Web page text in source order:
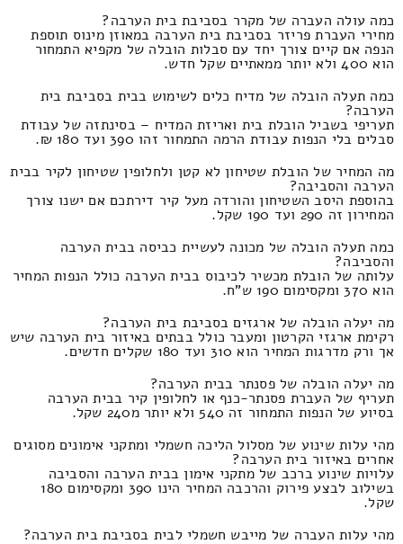
כמה עולה העברה של מקרר בסביבת בית הערבה?
מחירי העברת פריזר בסביבת בית הערבה במאוזן מינוס תוספת
הנפה אם קיים צורך יחד עם סבלות הובלה של מקפיא התמחור
הוא 400 ולא יותר ממאתיים שקל חדש.
כמה תעלה הובלה של מדיח כלים לשימוש בבית בסביבת בית
הערבה?
תעריפי בשביל הובלת בית ואריזת המדיח – בסינתזה של עבודת
סבלים בלי הנפות עבודת הרמה התמחור זהו 390 ועד 180 ₪.
מה המחיר של הובלת שטיחון לא קטן ולחלופין שטיחון לקיר בבית
הערבה והסביבה?
בהוספת היסב השטיחון והורדה מעל קיר דירתכם אם ישנו צורך
המחירון זה 290 ועד 190 שקל.
כמה תעלה הובלה של מכונה לעשיית כביסה בבית הערבה
והסביבה?
עלותה של הובלת מכשיר לכיבוס בבית הערבה כולל הנפות המחיר
הוא 370 ומקסימום 190 ש"ח.
מה יעלה הובלה של ארגזים בסביבת בית הערבה?
רקימת ארגזי הקרטון ומעבר כולל בבתים באיזור בית הערבה שיש
אך ורק מדרגות המחיר הוא 310 ועד 180 שקלים חדשים.
מה יעלה הובלה של פסנתר בבית הערבה?
תעריף של העברת פסנתר-כנף או לחלופין קיר בבית הערבה
בסיוע של הנפות התמחור זה 540 ולא יותר מ240 שקל.
מהי עלות שינוע של מסלול הליכה חשמלי ומתקני אימונים מסוגים
אחרים באיזור בית הערבה?
עלויות שינוע ברכב של מתקני אימון בבית הערבה והסביבה
בשילוב לבצע פירוק והרכבה המחיר הינו 390 ומקסימום 180
שקל.
מהי עלות העברה של מייבש חשמלי לבית בסביבת בית הערבה?